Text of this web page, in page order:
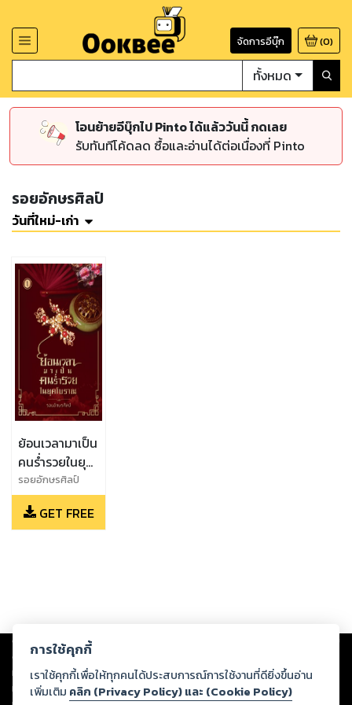
จัดการอีบุ๊ก (0)
ทั้งหมด
โอนย้ายอีบุ๊กไป Pinto ได้แล้ววันนี้ กดเลย
รับทันทีโค้ดลด ซื้อและอ่านได้ต่อเนื่องที่ Pinto
รอยอักษรศิลป์
วันที่ใหม่-เก่า
ย้อนเวลามาเป็น
คนร่ำรวยในยุค
โบราณ เล่ม 1
รอยอักษรศิลป์
GET FREE
Copyright © 2026
ต่อผลงานหรือเนื้อหาใดที่อัปโหลดผ่านเว็บไซต์และปรากฏว่าละเมิดสิทธิใน
ทรัพย์สินทางปัญญาของบุคคลอื่นหรือขัดต่อกฎหมายและศีลธรรม ดังนั้น ผู้อ่าน
ทุกท่านโปรดใช้วิจารณญาณในการกลั่นกรองด้วยตนเอง และหากท่านพบว่าส่วน
การใช้คุกกี้
เราใช้คุกกี้เพื่อให้ทุกคนได้ประสบการณ์การใช้งานที่ดียิ่งขึ้นอ่าน
เพิ่มเติม คลิก (Privacy Policy) และ (Cookie Policy)